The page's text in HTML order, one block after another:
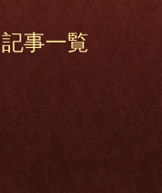
事一覧